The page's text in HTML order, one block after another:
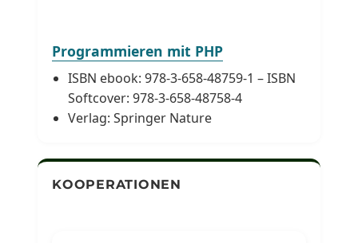
Programmieren mit PHP
ISBN ebook: 978-3-658-48759-1 – ISBN
Softcover: 978-3-658-48758-4
Verlag: Springer Nature
KOOPERATIONEN